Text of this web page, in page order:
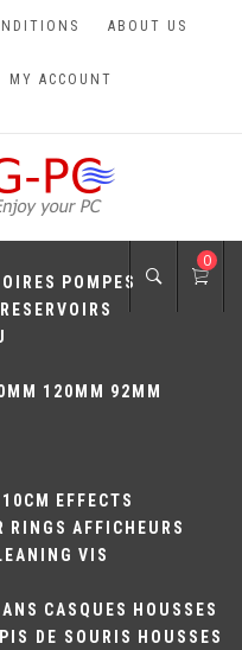
ABOUT US
MY ACCOUNT
POMPES
RESERVOIRS
120MM
92MM
10CM
EFFECTS
RINGS AFFICHEURS
VIS
CASQUES
HOUSSES
DE SOURIS
HOUSSES
0